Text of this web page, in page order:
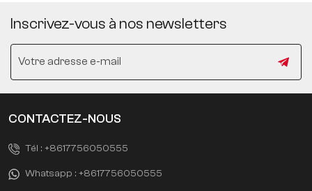
Inscrivez-vous à nos newsletters
CONTACTEZ-NOUS
Tél : +8617756050555
Whatsapp : +8617756050555